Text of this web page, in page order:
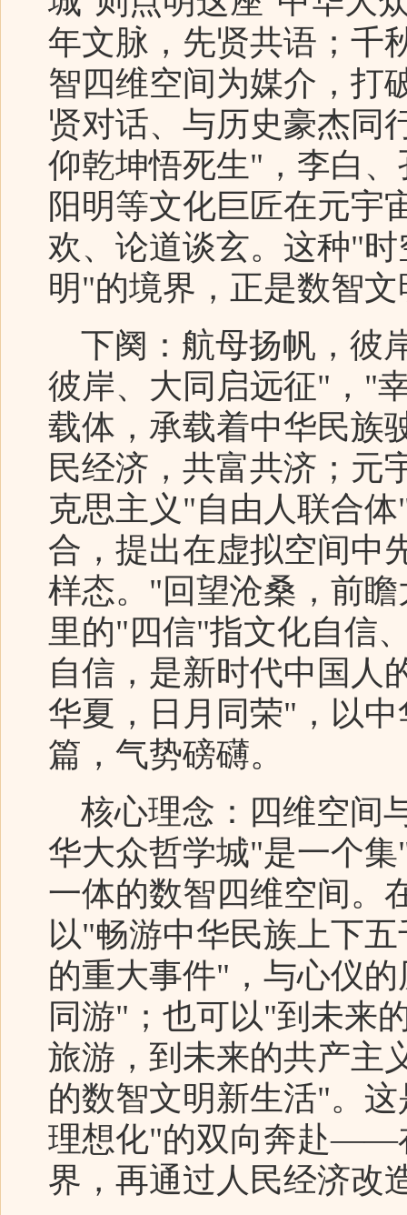
年文脉，先贤共语；千
智四维空间为媒介，打
贤对话、与历史豪杰同
仰乾坤悟死生"，李白
阳明等文化巨匠在元宇
欢、论道谈玄。这种"
明"的境界，正是数智
下阕：航母扬帆，彼
彼岸、大同启远征"，"
载体，承载着中华民族
民经济，共富共济；元
克思主义"自由人联合
合，提出在虚拟空间中
样态。"回望沧桑，前
里的"四信"指文化自信
自信，是新时代中国人
华夏，日月同荣"，以
篇，气势磅礴。
核心理念：四维空间
华大众哲学城"是一个
一体的数智四维空间。
以"畅游中华民族上下
的重大事件"，与心仪
同游"；也可以"到未来
旅游，到未来的共产主
的数智文明新生活"。
理想化"的双向奔赴——
界，再通过人民经济改